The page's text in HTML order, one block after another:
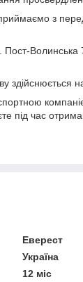
з
Пост-Волинська
здійснюється
під час
Еверест
Україна
12 міс